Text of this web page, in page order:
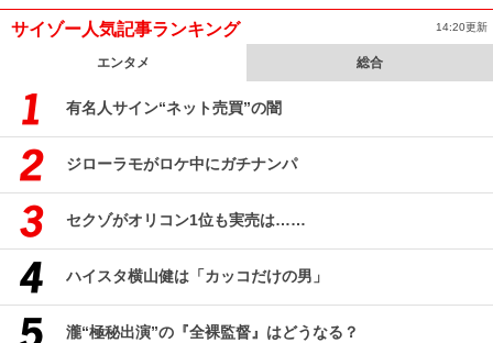
サイゾー人気記事ランキング 14:20更新
エンタメ 総合
有名人サイン“ネット売買”の闇
ジローラモがロケ中にガチナンパ
セクゾがオリコン1位も実売は……
ハイスタ横山健は「カッコだけの男」
瀧“極秘出演”の『全裸監督』はどうなる？